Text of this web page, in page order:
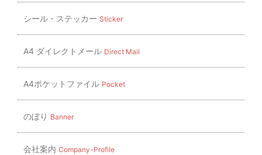
シール・ステッカー Sticker
A4 ダイレクトメール Direct Mail
A4ポケットファイル Pocket
のぼり Banner
会社案内 Company-Profile